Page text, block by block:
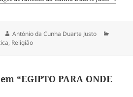
Autor
António da Cunha Duarte Justo
, Religião
“EGIPTO PARA ONDE